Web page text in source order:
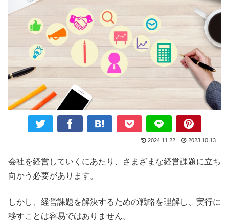
2024.11.22 2023.10.13
会社を経営していくにあたり、さまざまな経営課題に立ち
向かう必要があります。
しかし、経営課題を解決するための戦略を理解し、実行に
移すことは容易ではありません。